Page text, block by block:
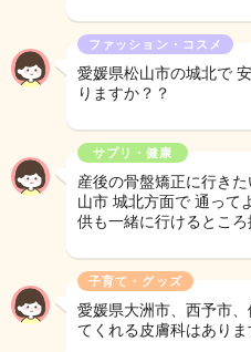
ファッション・コスメ
愛媛県松山市の城北で
りますか？？
サプリ・健康
産後の骨盤矯正に行き
山市 城北方面で 通って
供も一緒に行けるところ
子育て・グッズ
愛媛県大洲市、西予市
てくれる皮膚科はありま